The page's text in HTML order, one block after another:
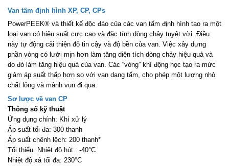
Van tấm định hình XP, CP, CPs
PowerPEEK® và thiết kế độc đáo của các van tấm định hình tạo ra một
loại van có hiệu suất cực cao và đặc tính dòng chảy tuyệt vời. Điều
này tự động cải thiện độ tin cậy và độ bền của van. Việc xây dựng
phần vòng có lưới mịn hơn làm tăng diện tích dòng chảy hiệu quả và
do đó làm tăng hiệu quả của van. Các “vòng” khí động học tạo ra mức
giảm áp suất thấp hơn so với van dạng tấm, cho phép một lượng nhỏ
chất lỏng và mảnh vụn đi qua.
Sơ lược về van CP
Thông số kỹ thuật
Ứng dụng chính: Khí xử lý
Áp suất tối đa: 300 thanh
Áp suất chênh lệch: 200 thanh*
Tối thiểu. Nhiệt độ hút.: -40°C
Nhiệt độ xả tối đa: 230°C